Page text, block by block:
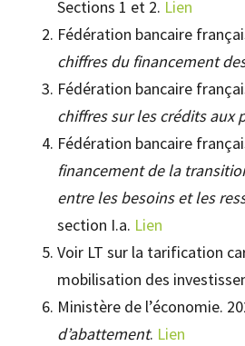
Sections 1 et 2. Lien
Fédération bancaire
chiffres du financement
Fédération bancaire
chiffres sur les crédits aux
Fédération bancaire
financement de la
entre les besoins et les
section I.a. Lien
Voir LT sur la tarification
mobilisation des
Ministère de l’économie.
d’abattement. Lien